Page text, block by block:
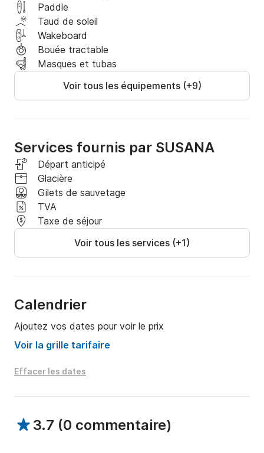
Paddle
Taud de soleil
Wakeboard
Bouée tractable
Masques et tubas
Voir tous les équipements (+9)
Services fournis par SUSANA
Départ anticipé
Glacière
Gilets de sauvetage
TVA
Taxe de séjour
Voir tous les services (+1)
Calendrier
Ajoutez vos dates pour voir le prix
Voir la grille tarifaire
Effacer les dates
3.7 (0 commentaire)